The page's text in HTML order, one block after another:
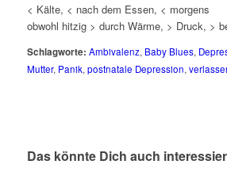
< Kälte, < nach dem Essen, < morgens
obwohl hitzig > durch Wärme, > Druck, >
Schlagworte: Ambivalenz, Baby Blues,
Mutter, Panik, postnatale Depression,
Das könnte Dich auch